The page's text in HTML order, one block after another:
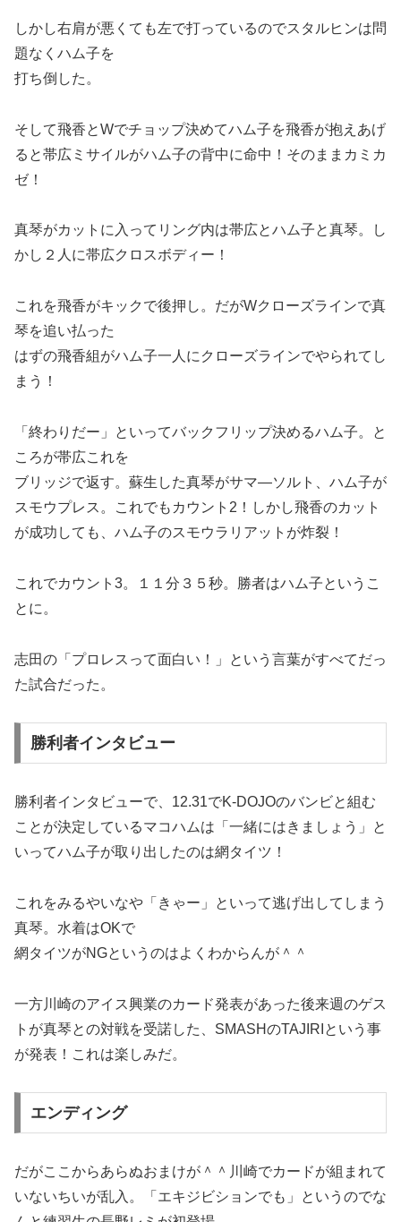
しかし右肩が悪くても左で打っているのでスタルヒンは問
題なくハム子を
打ち倒した。
そして飛香とWでチョップ決めてハム子を飛香が抱えあげ
ると帯広ミサイルがハム子の背中に命中！そのままカミカ
ゼ！
真琴がカットに入ってリング内は帯広とハム子と真琴。し
かし２人に帯広クロスボディー！
これを飛香がキックで後押し。だがWクローズラインで真
琴を追い払った
はずの飛香組がハム子一人にクローズラインでやられてし
まう！
「終わりだー」といってバックフリップ決めるハム子。と
ころが帯広これを
ブリッジで返す。蘇生した真琴がサマ―ソルト、ハム子が
スモウプレス。これでもカウント2！しかし飛香のカット
が成功しても、ハム子のスモウラリアットが炸裂！
これでカウント3。１１分３５秒。勝者はハム子というこ
とに。
志田の「プロレスって面白い！」という言葉がすべてだっ
た試合だった。
勝利者インタビュー
勝利者インタビューで、12.31でK-DOJOのバンビと組む
ことが決定しているマコハムは「一緒にはきましょう」と
いってハム子が取り出したのは網タイツ！
これをみるやいなや「きゃー」といって逃げ出してしまう
真琴。水着はOKで
網タイツがNGというのはよくわからんが＾＾
一方川崎のアイス興業のカード発表があった後来週のゲス
トが真琴との対戦を受諾した、SMASHのTAJIRIという事
が発表！これは楽しみだ。
エンディング
だがここからあらぬおまけが＾＾川崎でカードが組まれて
いないちいが乱入。「エキジビションでも」というのでな